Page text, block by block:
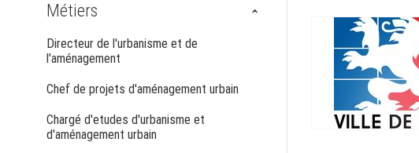
Métiers
Directeur de l'urbanisme et de
l'aménagement
Chef de projets d'aménagement urbain
Chargé d'etudes d'urbanisme et
d'aménagement urbain